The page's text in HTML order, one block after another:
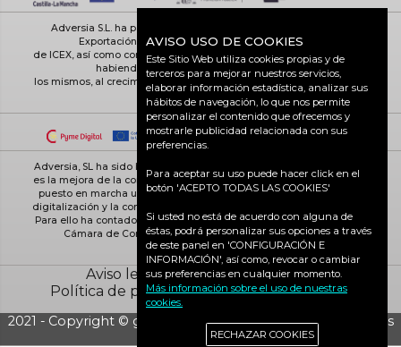
Adversia S.L. ha participado en el Programa de Iniciación a la
Exportación ICEX-Next, y ha contado con el apoyo
de ICEX, así como con la cofinanciación de Fondos europeos FEDER,
habiendo contribuido según la medida de
los mismos, al crecimiento económico de esta empresa, su región y
de España en su conjunto
Adversia, SL ha sido beneficiaria de Fondos Europeos, cuyo objetivo
es la mejora de la competitividad de las PYMES, y gracias al cual ha
puesto en marcha un Plan de Acción con el objetivo de reforzar la
digitalización y la competitividad de las pymes durante el año 2025.
Para ello ha contado con el apoyo del Programa Pyme Digital de la
Cámara de Comercio de Ciudad Real. #EuropaSeSiente
Aviso legal
Política de cookies
Política de privacidad
Ciudad Real activa
2021 - Copyright © grupo Adversia S.L. - Todos los derechos
reservados
AVISO USO DE COOKIES
Este Sitio Web utiliza cookies propias y de
terceros para mejorar nuestros servicios,
elaborar información estadística, analizar sus
hábitos de navegación, lo que nos permite
personalizar el contenido que ofrecemos y
mostrarle publicidad relacionada con sus
preferencias.
Para aceptar su uso puede hacer click en el
botón 'ACEPTO TODAS LAS COOKIES'
Si usted no está de acuerdo con alguna de
éstas, podrá personalizar sus opciones a través
de este panel en 'CONFIGURACIÓN E
INFORMACIÓN', así como, revocar o cambiar
sus preferencias en cualquier momento.
Más información sobre el uso de nuestras
cookies.
RECHAZAR COOKIES